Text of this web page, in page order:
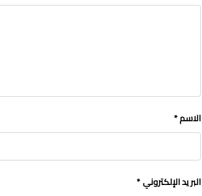
الاسم*
البريد الإلكتروني*